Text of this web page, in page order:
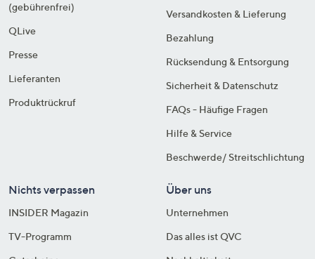
(gebührenfrei)
QLive
Presse
Lieferanten
Produktrückruf
Versandkosten & Lieferung
Bezahlung
Rücksendung & Entsorgung
Sicherheit & Datenschutz
FAQs - Häufige Fragen
Hilfe & Service
Beschwerde/ Streitschlichtung
Nichts verpassen
INSIDER Magazin
TV-Programm
Über uns
Unternehmen
Das alles ist QVC